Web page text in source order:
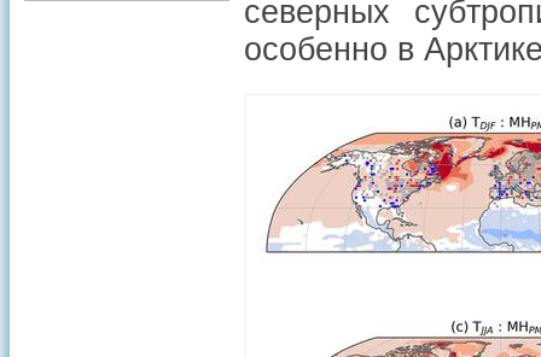
северных
особенно в